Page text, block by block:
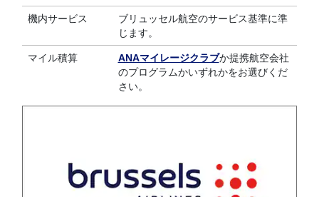
機内サービス
ブリュッセル航空のサービス基準に準
じます。
マイル積算 ANAマイレージクラブか提携航空会社
のプログラムかいずれかをお選びくだ
さい。